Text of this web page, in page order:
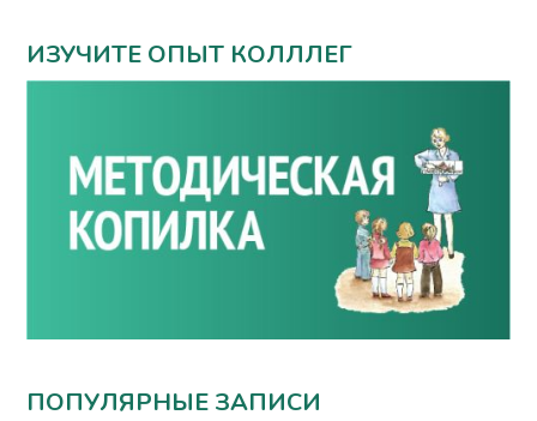
ИЗУЧИТЕ ОПЫТ КОЛЛЛЕГ
ПОПУЛЯРНЫЕ ЗАПИСИ